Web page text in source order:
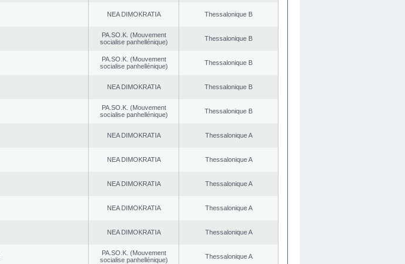
NEA DΙMOKRATIA Thessalonique B
PA.SO.K. (Mouvement
socialise panhellénique)
Thessalonique B
PA.SO.K. (Mouvement
socialise panhellénique)
Thessalonique B
NEA DΙMOKRATIA Thessalonique B
PA.SO.K. (Mouvement
socialise panhellénique)
Thessalonique B
NEA DΙMOKRATIA Thessalonique A
NEA DΙMOKRATIA Thessalonique A
NEA DΙMOKRATIA Thessalonique A
NEA DΙMOKRATIA Thessalonique A
NEA DΙMOKRATIA Thessalonique A
PA.SO.K. (Mouvement
socialise panhellénique)
Thessalonique A